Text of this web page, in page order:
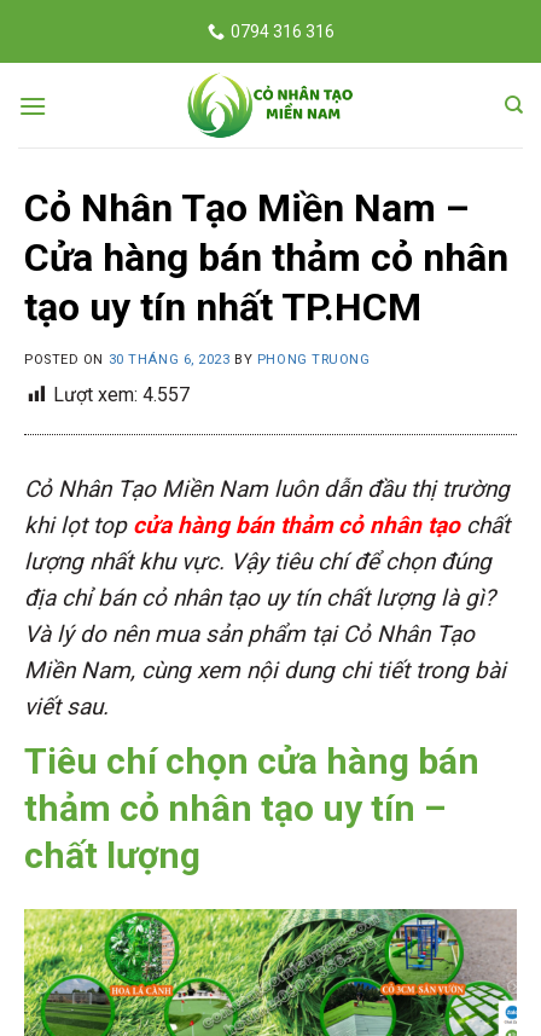
0794 316 316
Cỏ Nhân Tạo Miền Nam –
Cửa hàng bán thảm cỏ nhân
tạo uy tín nhất TP.HCM
POSTED ON 30 THÁNG 6, 2023 BY PHONG TRUONG
Lượt xem: 4.557
Cỏ Nhân Tạo Miền Nam luôn dẫn đầu thị trường
khi lọt top cửa hàng bán thảm cỏ nhân tạochất
lượng nhất khu vực. Vậy tiêu chí để chọn đúng
địa chỉ bán cỏ nhân tạo uy tín chất lượng là gì?
Và lý do nên mua sản phẩm tại Cỏ Nhân Tạo
Miền Nam, cùng xem nội dung chi tiết trong bài
viết sau.
Tiêu chí chọn cửa hàng bán
thảm cỏ nhân tạo uy tín –
chất lượng